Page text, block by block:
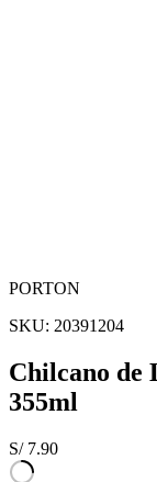
PORTON
SKU: 20391204
Chilcano de
355ml
S/ 7.90